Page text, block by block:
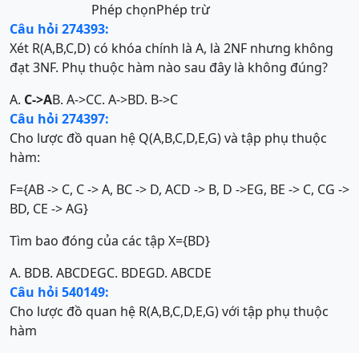
Phép chọnPhép trừ
Câu hỏi 274393:
Xét R(A,B,C,D) có khóa chính là A, là 2NF nhưng không
đạt 3NF. Phụ thuộc hàm nào sau đây là không đúng?
A. C->AB. A->CC. A->BD. B->C
Câu hỏi 274397:
Cho lược đồ quan hệ Q(A,B,C,D,E,G) và tập phụ thuộc
hàm:
F={AB -> C, C -> A, BC -> D, ACD -> B, D ->EG, BE -> C, CG ->
BD, CE -> AG}
Tìm bao đóng của các tập X={BD}
A. BDB. ABCDEGC. BDEGD. ABCDE
Câu hỏi 540149:
Cho lược đồ quan hệ R(A,B,C,D,E,G) với tập phụ thuộc
hàm